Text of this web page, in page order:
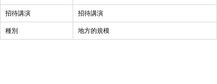
招待講演 招待講演
種別 地方的規模